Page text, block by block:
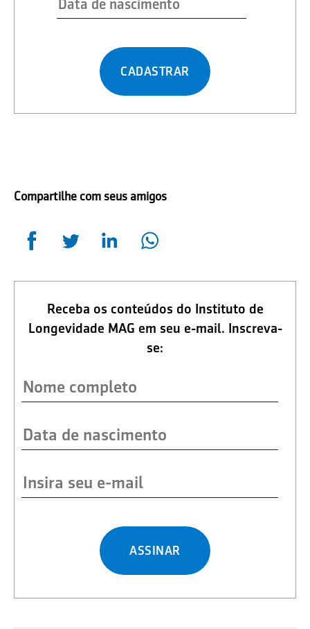
CADASTRAR
Compartilhe com seus amigos
Receba os conteúdos do Instituto de
Longevidade MAG em seu e-mail. Inscreva-
se:
ASSINAR